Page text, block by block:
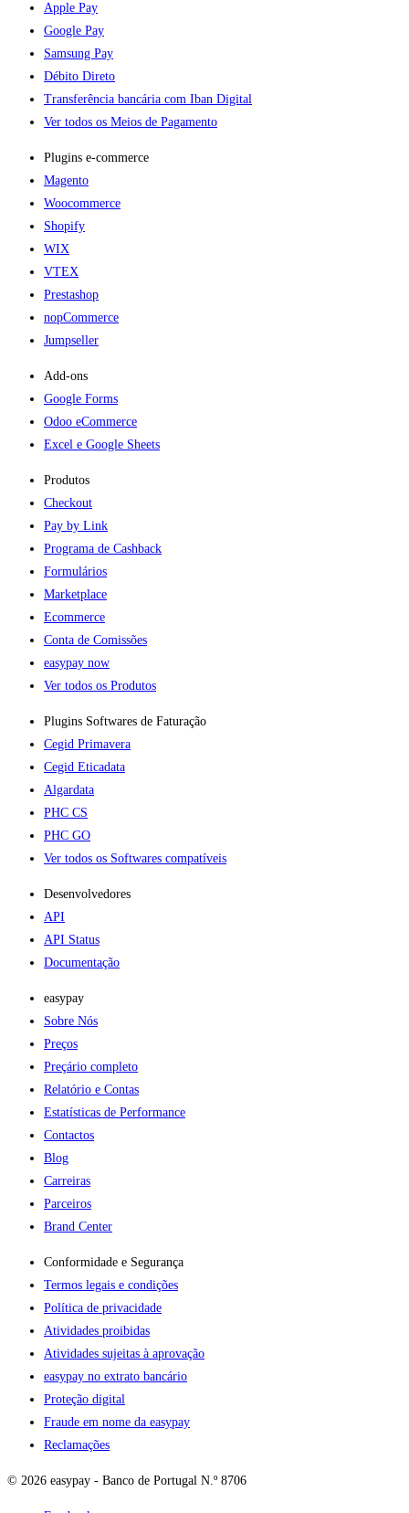
Apple Pay
Google Pay
Samsung Pay
Débito Direto
Transferência bancária com Iban Digital
Ver todos os Meios de Pagamento
Plugins e-commerce​
Magento
Woocommerce
Shopify
WIX
VTEX
Prestashop
nopCommerce
Jumpseller
Add-ons​
Google Forms
Odoo eCommerce
Excel e Google Sheets
Produtos
Checkout
Pay by Link
Programa de Cashback
Formulários
Marketplace
Ecommerce
Conta de Comissões
easypay now
Ver todos os Produtos
Plugins Softwares de Faturação​
Cegid Primavera
Cegid Eticadata
Algardata
PHC CS
PHC GO
Ver todos os Softwares compatíveis
Desenvolvedores
API
API Status
Documentação
easypay
Sobre Nós
Preços
Preçário completo
Relatório e Contas
Estatísticas de Performance
Contactos
Blog
Carreiras
Parceiros
Brand Center
Conformidade e Segurança
Termos legais e condições
Política de privacidade
Atividades proibidas
Atividades sujeitas à aprovação
easypay no extrato bancário
Proteção digital
Fraude em nome da easypay
Reclamações
© 2026 easypay - Banco de Portugal N.º 8706